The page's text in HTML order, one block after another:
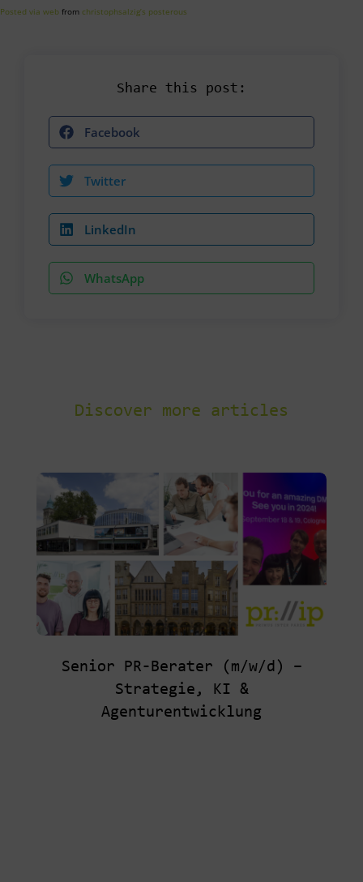
Posted via web from christophsalzig’s posterous
Share this post:
Facebook
Twitter
LinkedIn
WhatsApp
Discover more articles
Senior PR-Berater (m/w/d) –
Strategie, KI &
Agenturentwicklung